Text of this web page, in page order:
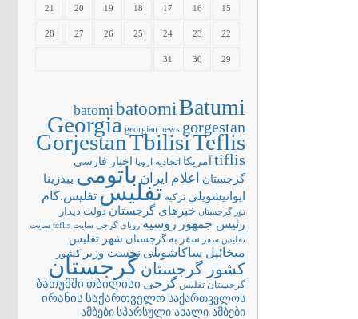
15
16
17
18
19
20
21
22
23
24
25
26
27
28
29
30
31
batomibatoomiBatumi
Georgia georgian news gorgestan
GorjestanTbilisiTeflis
tiflis آمریکا اتحادیه اروپا
اخبار فارسی
گرجستان
اعلام ایران باتومی بیدزینا
ایوانیشویلی ترکیه تفلیستفلیس.کام
تور گرجستان خبرهای گرجستان دولت دیدار
رئیس جمهور روسیه رویای گرجی سایت teflis
سایت
تفلیس سفر سفر به گرجستان شهر تفلیس
میخائیل ساکاشویلی نخست وزیر کشور
کشور گرجستانگرجستان
گرجستان تفلیس گرجی ბათუმში თბილისი
ირანის საქართველო საქართველოს
ამბები სპარსული ახალი ამბები